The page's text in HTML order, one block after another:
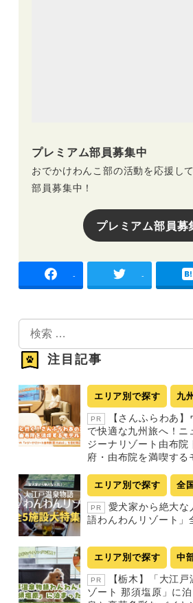
プレミアム部員募集中
おでかけわんこ部の活動を応援し
部員募集中！
プレミアム部員募
- -
検
索
注目記事
エリア別で探す 九
PR
【さんふらわあ
で快適な九州旅へ！ニ
ジーナリゾート由布
府・由布院を満喫する
エリア別で探す 全
PR
愛犬家から絶大な
語わんわんリゾート」
エリア別で探す 中
PR
【栃木】「大江戸
ゾート 那須塩原」に